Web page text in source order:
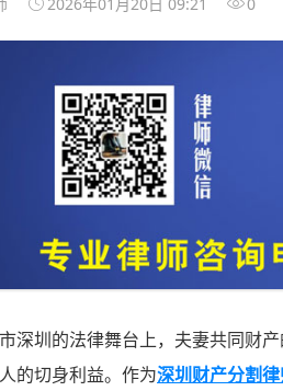
圳的法律舞台上，夫妻共同财产
的切身利益。作为深圳财产分割